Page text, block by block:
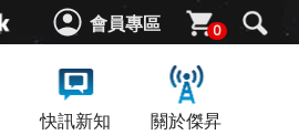
會員專區 0
快訊新知 關於傑昇